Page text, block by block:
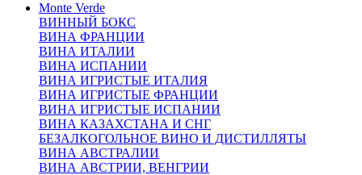
Monte Verde
ВИННЫЙ БОКС
ВИНА ФРАНЦИИ
ВИНА ИТАЛИИ
ВИНА ИСПАНИИ
ВИНА ИГРИСТЫЕ ИТАЛИЯ
ВИНА ИГРИСТЫЕ ФРАНЦИИ
ВИНА ИГРИСТЫЕ ИСПАНИИ
ВИНА КАЗАХСТАНА И СНГ
БЕЗАЛКОГОЛЬНОЕ ВИНО И ДИСТИЛЛЯТЫ
ВИНА АВСТРАЛИИ
ВИНА АВСТРИИ, ВЕНГРИИ